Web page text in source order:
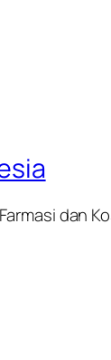
dan